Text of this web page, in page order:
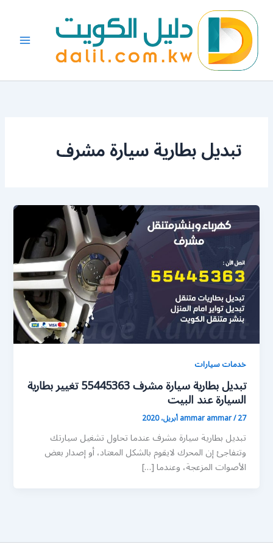
المحتوى
تبديل بطارية سيارة مشرف
خدمات سيارات
تبديل بطارية سيارة مشرف 55445363 تغيير بطارية
السيارة عند البيت
ammar ammar/27 أبريل، 2020
تبديل بطارية سيارة مشرف عندما تحاول تشغيل سيارتك
وتتفاجئ إن المحرك لايقوم بالشكل المعتاد، أو إصدار بعض
الأصوات المزعجة، وعندما […]